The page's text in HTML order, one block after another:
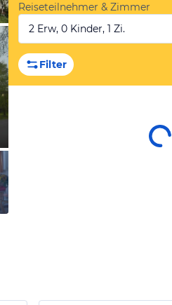
Reiseteilnehmer & Zimmer
2 Erw, 0 Kinder, 1 Zi.
Filter